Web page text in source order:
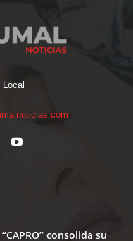
Local
consolida su